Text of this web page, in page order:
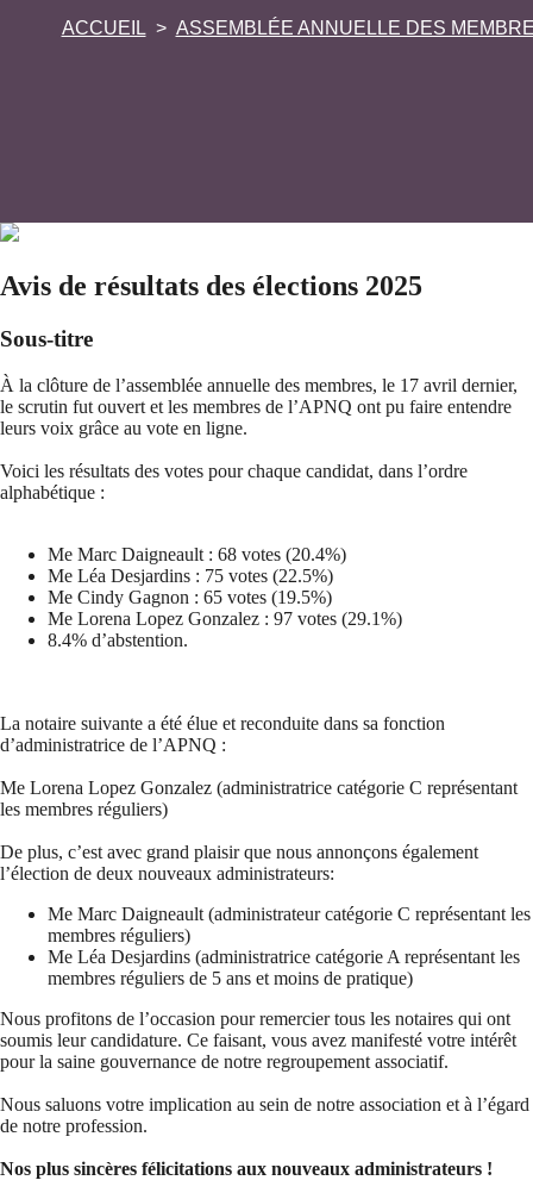
ACCUEIL ASSEMBLÉE ANNUELLE DES
Avis de résultats des élections 2025
Sous-titre
À la clôture de l’assemblée annuelle des membres, le 17 avril dernier,
le scrutin fut ouvert et les membres de l’APNQ ont pu faire entendre
leurs voix grâce au vote en ligne.
Voici les résultats des votes pour chaque candidat, dans l’ordre
alphabétique :
Me Marc Daigneault : 68 votes (20.4%)
Me Léa Desjardins : 75 votes (22.5%)
Me Cindy Gagnon : 65 votes (19.5%)
Me Lorena Lopez Gonzalez : 97 votes (29.1%)
8.4% d’abstention.
La notaire suivante a été élue et reconduite dans sa fonction
d’administratrice de l’APNQ :
Me Lorena Lopez Gonzalez (administratrice catégorie C représentant
les membres réguliers)
De plus, c’est avec grand plaisir que nous annonçons également
l’élection de deux nouveaux administrateurs:
Me Marc Daigneault (administrateur catégorie C représentant les
membres réguliers)
Me Léa Desjardins (administratrice catégorie A représentant les
membres réguliers de 5 ans et moins de pratique)
Nous profitons de l’occasion pour remercier tous les notaires qui ont
soumis leur candidature. Ce faisant, vous avez manifesté votre intérêt
pour la saine gouvernance de notre regroupement associatif.
Nous saluons votre implication au sein de notre association et à l’égard
de notre profession.
Nos plus sincères félicitations aux nouveaux administrateurs !